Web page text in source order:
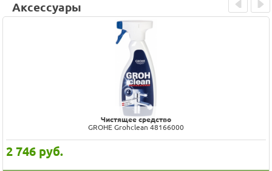
Аксессуары
Чистящее средство
GROHE Grohclean 48166000
2 746 руб.
Prev Next